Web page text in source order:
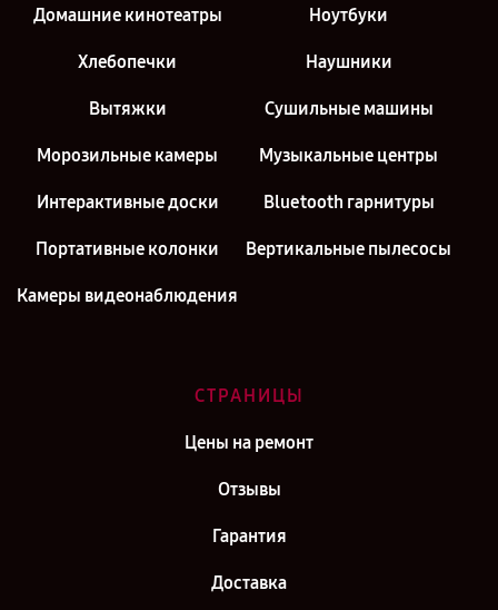
Домашние кинотеатры Ноутбуки
Хлебопечки Наушники
Вытяжки Сушильные машины
Морозильные камеры Музыкальные центры
Интерактивные доски Bluetooth гарнитуры
Портативные колонки Вертикальные пылесосы
Камеры видеонаблюдения
СТРАНИЦЫ
Цены на ремонт
Отзывы
Гарантия
Доставка